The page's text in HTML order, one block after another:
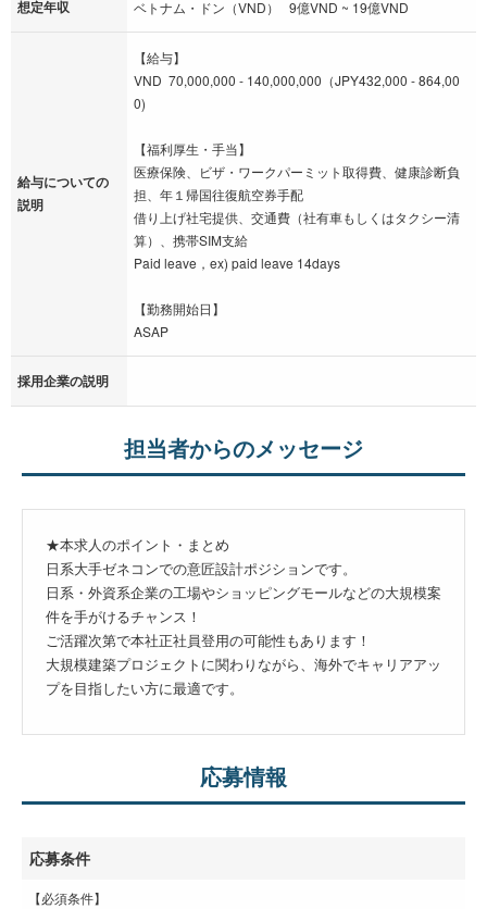
想定年収 ベトナム・ドン（VND） 9億VND ~ 19億VND
給与についての
説明
【給与】
VND 70,000,000 - 140,000,000（JPY432,000 - 864,00
0)
【福利厚生・手当】
医療保険、ビザ・ワークパーミット取得費、健康診断負
担、年１帰国往復航空券手配
借り上げ社宅提供、交通費（社有車もしくはタクシー清
算）、携帯SIM支給
Paid leave，ex) paid leave 14days
【勤務開始日】
ASAP
採用企業の説明
担当者からのメッセージ
★本求人のポイント・まとめ
日系大手ゼネコンでの意匠設計ポジションです。
日系・外資系企業の工場やショッピングモールなどの大規模案
件を手がけるチャンス！
ご活躍次第で本社正社員登用の可能性もあります！
大規模建築プロジェクトに関わりながら、海外でキャリアアッ
プを目指したい方に最適です。
応募情報
応募条件
【必須条件】